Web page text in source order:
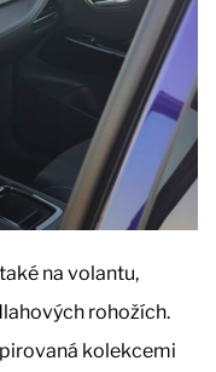
na volantu,
rohožích.
kolekcemi